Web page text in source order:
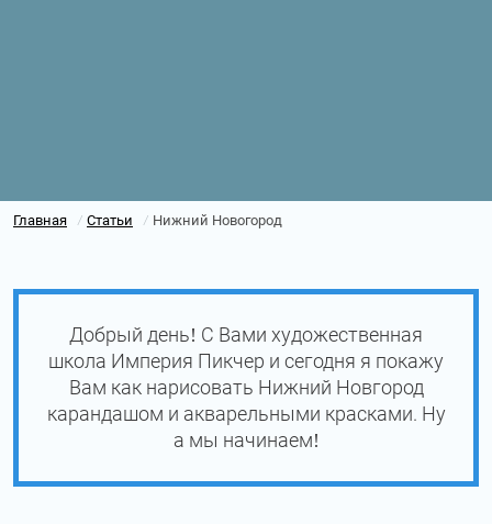
Главная / Статьи / Нижний Новогород
Добрый день! С Вами художественная
школа Империя Пикчер и сегодня я покажу
Вам как нарисовать Нижний Новгород
карандашом и акварельными красками. Ну
а мы начинаем!